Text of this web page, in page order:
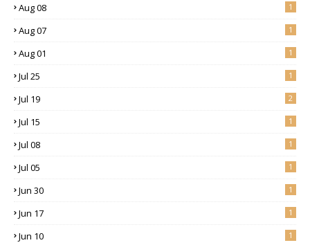
Aug 08 1
Aug 07 1
Aug 01 1
Jul 25 1
Jul 19 2
Jul 15 1
Jul 08 1
Jul 05 1
Jun 30 1
Jun 17 1
Jun 10 1